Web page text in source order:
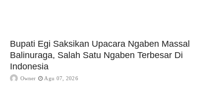
Bupati Egi Saksikan Upacara Ngaben Massal
Balinuraga, Salah Satu Ngaben Terbesar Di
Indonesia
Owner Agu 07, 2026